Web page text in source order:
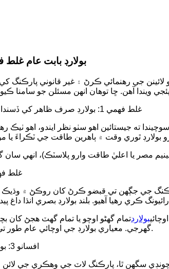
بولارڊ بابت عام غلط
جي رهنمائي ڪرڻ ۽ غير قانوني پارڪنگ کي
1. غلط فهمي 1: بولارڊ صرف ظاهر کي ڏسندا آهن ۽ ڪارڪردگي کي نظرانداز ڪندا آهن
ته جيستائين اهو سٺو نظر ايندو، اهو ٺيڪ
2. غلط فهمي 2: بولارڊ جيترو
جي جڳھن تي قبضو ڪرڻ کان روڪڻ ۾ وڌيڪ
بولارڊتمام گهڻو اوچو يا تمام گهٽ هجڻ
گهرجي. معياري بولارڊ جي اوچائي عام طور تي 0.7 ميٽر ۽ 1.2 ميٽر جي وچ ۾ هوندي آهي.
3. افسانو 3: بولارڊ جي انسٽاليشن پوزيشن بي ترتيب آهي
سگهن ٿا، پارڪنگ لاٽ جي وهڪري جي